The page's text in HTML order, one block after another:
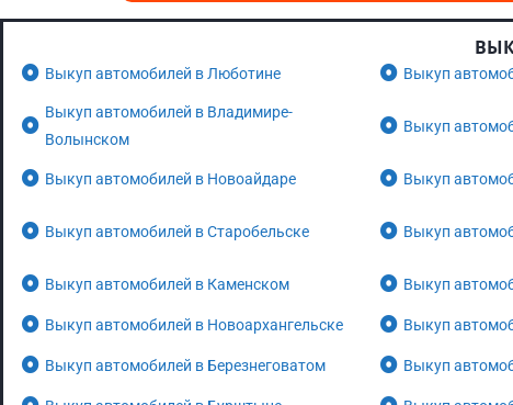
Выкуп автомобилей в Люботине Выкуп
Выкуп автомобилей в Владимире-
Волынском
Выкуп
Выкуп автомобилей в Новоайдаре Выкуп
Выкуп автомобилей в Старобельске Выкуп
Выкуп автомобилей в Каменском Выкуп
Выкуп автомобилей в Новоархангельске Выкуп
Выкуп автомобилей в Березнеговатом Выкуп